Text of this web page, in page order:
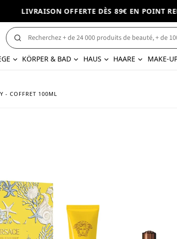
LIVRAISON OFFERTE DÈS 89€ EN POINT
KÖRPER & BAD HAUS HAARE MAKE-
- COFFRET 100ML